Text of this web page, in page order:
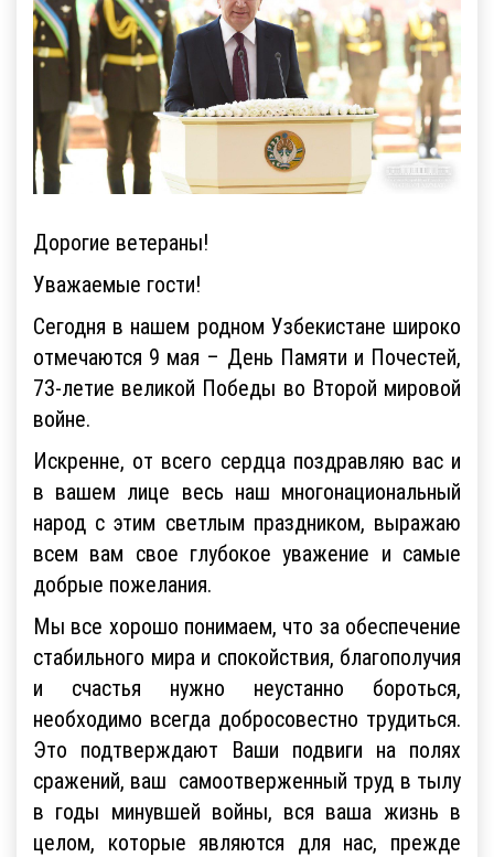
Дорогие ветераны!
Уважаемые гости!
Сегодня в нашем родном Узбекистане широко
отмечаются 9 мая – День Памяти и Почестей,
73-летие великой Победы во Второй мировой
войне.
Искренне, от всего сердца поздравляю вас и
в вашем лице весь наш многонациональный
народ с этим светлым праздником, выражаю
всем вам свое глубокое уважение и самые
добрые пожелания.
Мы все хорошо понимаем, что за обеспечение
стабильного мира и спокойствия, благополучия
и счастья нужно неустанно бороться,
необходимо всегда добросовестно трудиться.
Это подтверждают Ваши подвиги на полях
сражений, ваш самоотверженный труд в тылу
в годы минувшей войны, вся ваша жизнь в
целом, которые являются для нас, прежде